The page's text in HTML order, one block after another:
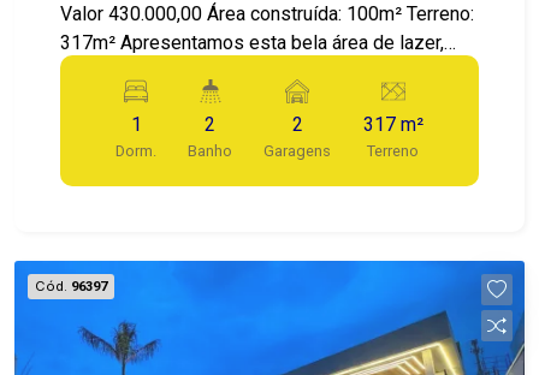
Valor 430.000,00 Área construída: 100m² Terreno:
317m² Apresentamos esta bela área de lazer,
Com Salão de festas, espaço de churrasqueira, 2
banheiros, piscina, e quarto de serviços! Imóvel
com potencial para seu negócio e renda extra!
Também como possibilidade de melhorias para
ser sua moradia! Localizada no Residencial
segura. A poucos minutos de serviços, praça,
pista de caminhada, etc. Destaques do Imóvel:
Localização Boa Construção Piscina Entre em
contato conosco e agende uma visita! 14-99721-
1
Dorm.
2
Banho
2
Garagens
317 m²
Terreno
Cód. 96397